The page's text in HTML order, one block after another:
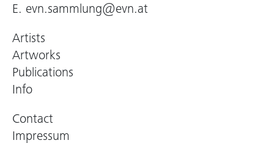
E. evn.sammlung@evn.at
Artists
Artworks
Publications
Info
Contact
Impressum